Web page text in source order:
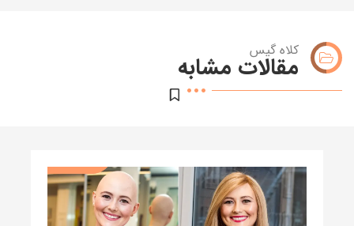
کلاه گیس
مقالات مشابه